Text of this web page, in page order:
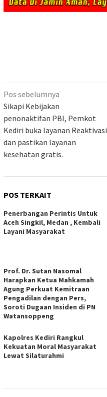
Navigasi
pos
Pos sebelumnya
Sikapi Kebijakan
penonaktifan PBI, Pemkot
Kediri buka layanan Reaktivasi
dan pastikan layanan
kesehatan gratis.
POS TERKAIT
Penerbangan Perintis Untuk
Aceh Singkil, Medan , Kembali
Layani Masyarakat
Prof. Dr. Sutan Nasomal
Harapkan Ketua Mahkamah
Agung Perkuat Kemitraan
Pengadilan dengan Pers,
Soroti Dugaan Insiden di PN
Watansoppeng
Kapolres Kediri Rangkul
Kekuatan Moral Masyarakat
Lewat Silaturahmi